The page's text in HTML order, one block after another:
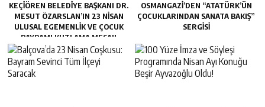
KEÇIÖREN BELEDIYE BAŞKANI DR.
MESUT ÖZARSLAN’IN 23 NISAN
ULUSAL EGEMENLIK VE ÇOCUK
BAYRAMI KUTLAMA MESAJI
OSMANGAZI’DEN “ATATÜRK’ÜN
ÇOCUKLARINDAN SANATA BAKIŞ”
SERGISI